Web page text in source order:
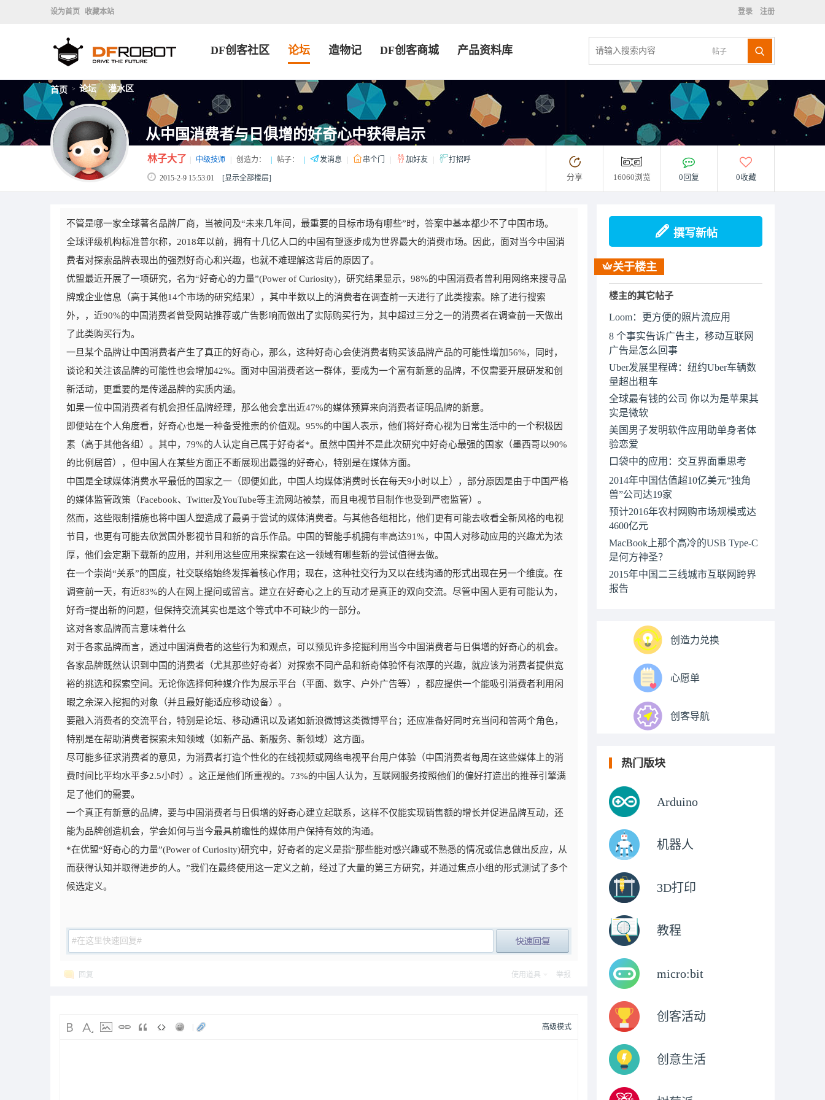
设为首页 收藏本站 登录 注册
帖子
DF创客社区 论坛 造物记 DF创客商城 产品资料库
首页 > 论坛 > 灌水区
从中国消费者与日俱增的好奇心中获得启示
林子大了 中级技师 创造力： 帖子： 发消息 串个门 加好友 打招呼
2015-2-9 15:53:01 [显示全部楼层] 分享 16060浏览 0回复 0收藏
不管是哪一家全球著名品牌厂商，当被问及“未来几年间，最重要的目标市场有哪些”时，答案中基本都少不了中国市场。
全球评级机构标准普尔称，2018年以前，拥有十几亿人口的中国有望逐步成为世界最大的消费市场。因此，面对当今中国消
费者对探索品牌表现出的强烈好奇心和兴趣，也就不难理解这背后的原因了。
优盟最近开展了一项研究，名为“好奇心的力量”(Power of Curiosity)，研究结果显示，98%的中国消费者曾利用网络来搜寻品
牌或企业信息（高于其他14个市场的研究结果），其中半数以上的消费者在调查前一天进行了此类搜索。除了进行搜索
外，，近90%的中国消费者曾受网站推荐或广告影响而做出了实际购买行为，其中超过三分之一的消费者在调查前一天做出
了此类购买行为。
一旦某个品牌让中国消费者产生了真正的好奇心，那么，这种好奇心会使消费者购买该品牌产品的可能性增加56%，同时，
谈论和关注该品牌的可能性也会增加42%。面对中国消费者这一群体，要成为一个富有新意的品牌，不仅需要开展研发和创
新活动，更重要的是传递品牌的实质内涵。
如果一位中国消费者有机会担任品牌经理，那么他会拿出近47%的媒体预算来向消费者证明品牌的新意。
即便站在个人角度看，好奇心也是一种备受推崇的价值观。95%的中国人表示，他们将好奇心视为日常生活中的一个积极因
素（高于其他各组）。其中，79%的人认定自己属于好奇者*。虽然中国并不是此次研究中好奇心最强的国家（墨西哥以90%
的比例居首），但中国人在某些方面正不断展现出最强的好奇心，特别是在媒体方面。
中国是全球媒体消费水平最低的国家之一（即便如此，中国人均媒体消费时长在每天9小时以上），部分原因是由于中国严格
的媒体监管政策（Facebook、Twitter及YouTube等主流网站被禁，而且电视节目制作也受到严密监管）。
然而，这些限制措施也将中国人塑造成了最勇于尝试的媒体消费者。与其他各组相比，他们更有可能去收看全新风格的电视
节目，也更有可能去欣赏国外影视节目和新的音乐作品。中国的智能手机拥有率高达91%，中国人对移动应用的兴趣尤为浓
厚，他们会定期下载新的应用，并利用这些应用来探索在这一领域有哪些新的尝试值得去做。
在一个崇尚“关系”的国度，社交联络始终发挥着核心作用；现在，这种社交行为又以在线沟通的形式出现在另一个维度。在
调查前一天，有近83%的人在网上提问或留言。建立在好奇心之上的互动才是真正的双向交流。尽管中国人更有可能认为，
好奇=提出新的问题，但保持交流其实也是这个等式中不可缺少的一部分。
这对各家品牌而言意味着什么
对于各家品牌而言，透过中国消费者的这些行为和观点，可以预见许多挖掘利用当今中国消费者与日俱增的好奇心的机会。
各家品牌既然认识到中国的消费者（尤其那些好奇者）对探索不同产品和新奇体验怀有浓厚的兴趣，就应该为消费者提供宽
裕的挑选和探索空间。无论你选择何种媒介作为展示平台（平面、数字、户外广告等），都应提供一个能吸引消费者利用闲
暇之余深入挖掘的对象（并且最好能适应移动设备）。
要融入消费者的交流平台，特别是论坛、移动通讯以及诸如新浪微博这类微博平台；还应准备好同时充当问和答两个角色，
特别是在帮助消费者探索未知领域（如新产品、新服务、新领域）这方面。
尽可能多征求消费者的意见，为消费者打造个性化的在线视频或网络电视平台用户体验（中国消费者每周在这些媒体上的消
费时间比平均水平多2.5小时）。这正是他们所重视的。73%的中国人认为，互联网服务按照他们的偏好打造出的推荐引擎满
足了他们的需要。
一个真正有新意的品牌，要与中国消费者与日俱增的好奇心建立起联系，这样不仅能实现销售额的增长并促进品牌互动，还
能为品牌创造机会，学会如何与当今最具前瞻性的媒体用户保持有效的沟通。
*在优盟“好奇心的力量”(Power of Curiosity)研究中，好奇者的定义是指“那些能对感兴趣或不熟悉的情况或信息做出反应，从
而获得认知并取得进步的人。”我们在最终使用这一定义之前，经过了大量的第三方研究，并通过焦点小组的形式测试了多个
候选定义。
回复 使用道具 举报
高级模式
撰写新帖
关于楼主
楼主的其它帖子
Loom：更方便的照片流应用
8 个事实告诉广告主，移动互联网
广告是怎么回事
Uber发展里程碑：纽约Uber车辆数
量超出租车
全球最有钱的公司 你以为是苹果其
实是微软
美国男子发明软件应用助单身者体
验恋爱
口袋中的应用：交互界面重思考
2014年中国估值超10亿美元“独角
兽”公司达19家
预计2016年农村网购市场规模或达
4600亿元
MacBook上那个高冷的USB Type-C
是何方神圣？
2015年中国二三线城市互联网跨界
报告
创造力兑换
心愿单
创客导航
热门版块
Arduino
机器人
3D打印
教程
micro:bit
创客活动
创意生活